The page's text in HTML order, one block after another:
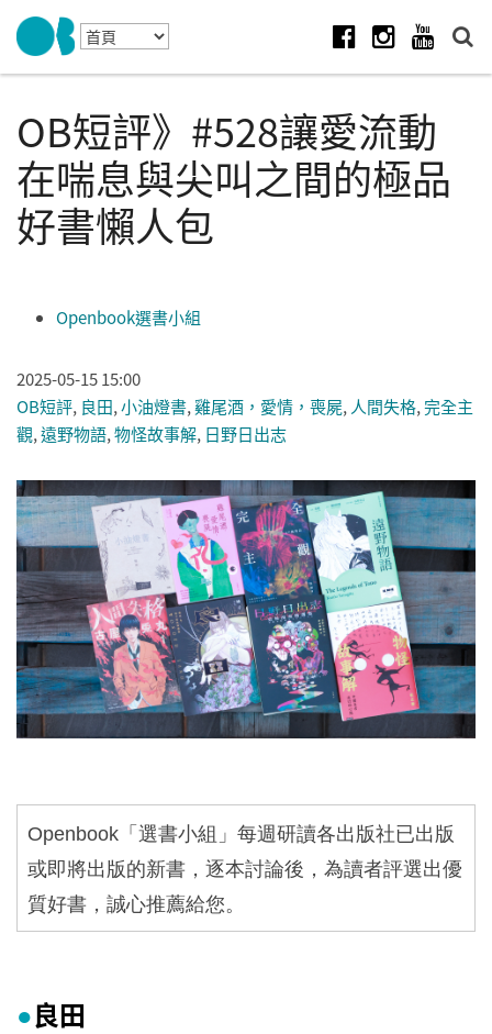
Skip to navigation
移至主內容
OB短評》#528讓愛流動
在喘息與尖叫之間的極品
好書懶人包
Openbook選書小組
2025-05-15 15:00
OB短評, 良田,小油燈書,雞尾酒，愛情，喪屍, 人間失格,完全主
觀,遠野物語,物怪故事解, 日野日出志
Openbook 「選書小組」每週研讀各出版社已出版
或即將出版的新書，逐本討論後，為讀者評選出優
質好書，誠心推薦給您。
●良田